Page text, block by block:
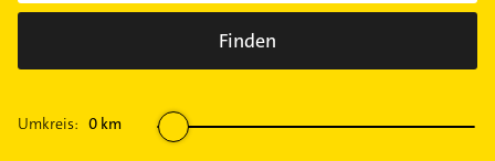
Finden
Umkreis: 0 km